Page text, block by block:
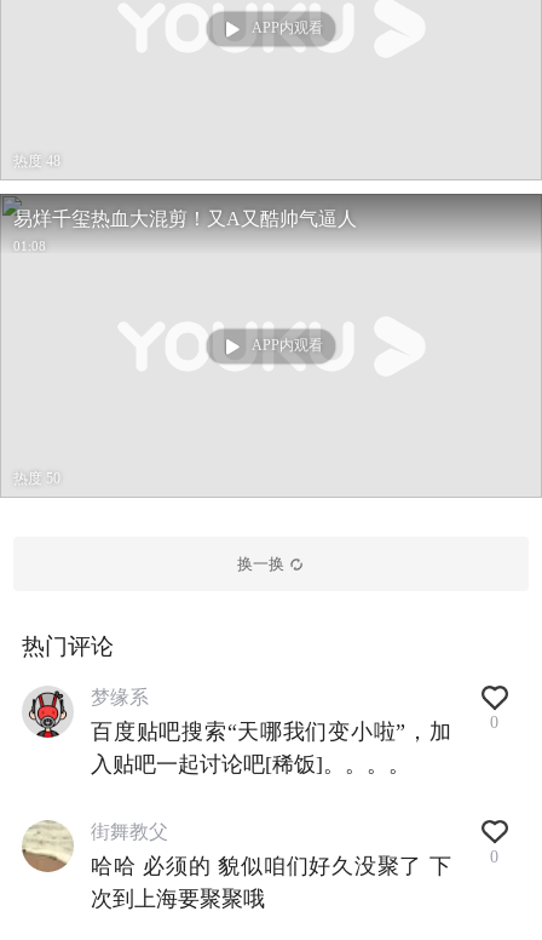
APP内观看
热度 48
易烊千玺热血大混剪！又A又酷帅气逼人
01:08
APP内观看
热度 50
换一换
热门评论
梦缘系
百度贴吧搜索“天哪我们变小啦”，加
入贴吧一起讨论吧[稀饭]。。。。
0
街舞教父
哈哈 必须的 貌似咱们好久没聚了 下
次到上海要聚聚哦
0